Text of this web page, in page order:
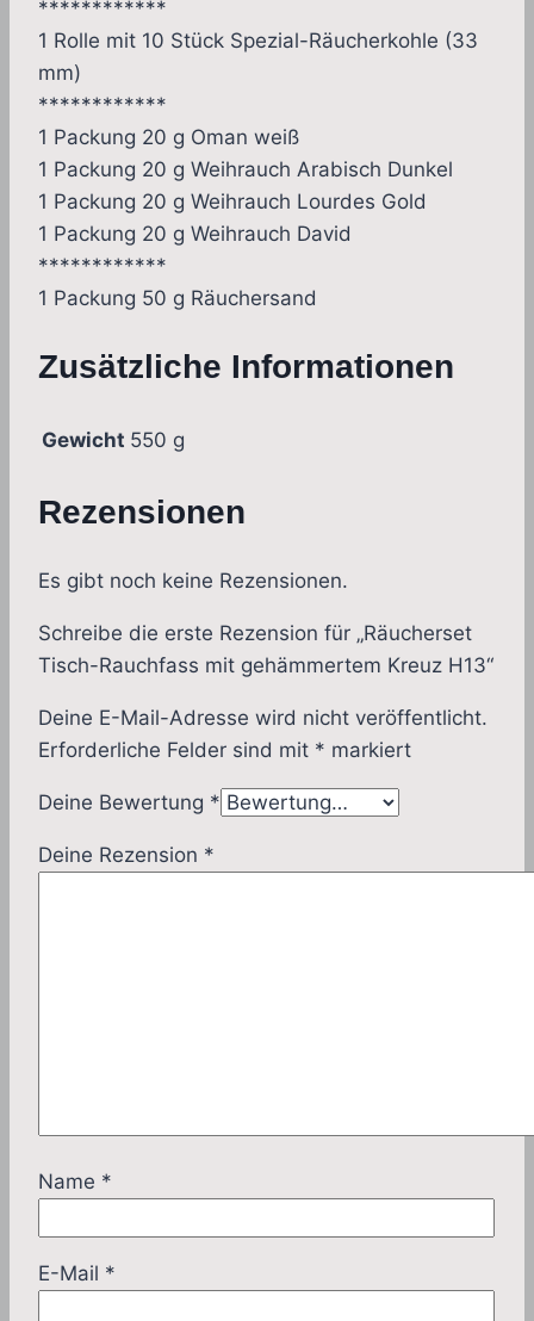
************
1 Rolle mit 10 Stück Spezial-Räucherkohle (33
mm)
************
1 Packung 20 g Oman weiß
1 Packung 20 g Weihrauch Arabisch Dunkel
1 Packung 20 g Weihrauch Lourdes Gold
1 Packung 20 g Weihrauch David
************
1 Packung 50 g Räuchersand
Zusätzliche Informationen
Gewicht 550 g
Rezensionen
Es gibt noch keine Rezensionen.
Schreibe die erste Rezension für „Räucherset
Tisch-Rauchfass mit gehämmertem Kreuz H13“
Deine E-Mail-Adresse wird nicht veröffentlicht.
Erforderliche Felder sind mit * markiert
Deine Bewertung *
Deine Rezension *
Name *
E-Mail *